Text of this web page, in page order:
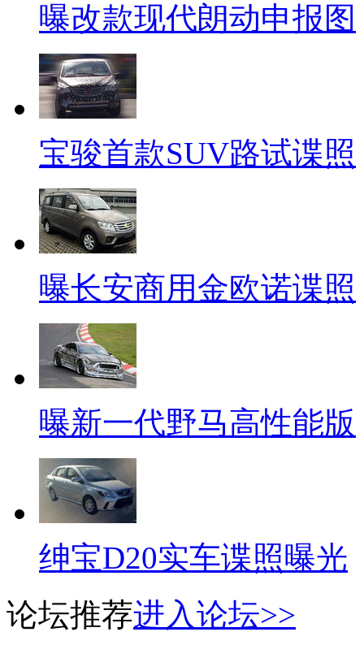
曝改款现代朗动申报图
宝骏首款SUV路试谍照
曝长安商用金欧诺谍照
曝新一代野马高性能版
绅宝D20实车谍照曝光
论坛推荐进入论坛>>